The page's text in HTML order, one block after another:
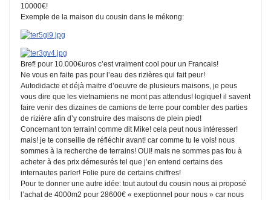
10000€!
Exemple de la maison du cousin dans le mékong:
Bref! pour 10.000€uros c’est vraiment cool pour un Francais!
Ne vous en faite pas pour l’eau des rizières qui fait peur!
Autodidacte et déjà maitre d’oeuvre de plusieurs maisons, je peus
vous dire que les vietnamiens ne mont pas attendus! logique! il savent
faire venir des dizaines de camions de terre pour combler des parties
de rizière afin d’y construire des maisons de plein pied!
Concernant ton terrain! comme dit Mike! cela peut nous intéresser!
mais! je te conseille de réfléchir avant! car comme tu le vois! nous
sommes à la recherche de terrains! OUI! mais ne sommes pas fou à
acheter à des prix démesurés tel que j’en entend certains des
internautes parler! Folie pure de certains chiffres!
Pour te donner une autre idée: tout autout du cousin nous ai proposé
l’achat de 4000m2 pour 28600€ « exeptionnel pour nous » car nous